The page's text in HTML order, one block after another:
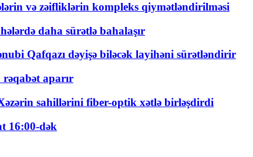
və zəifliklərin kompleks qiymətləndirilməsi
daha sürətlə bahalaşır
Qafqazı dəyişə biləcək layihəni sürətləndirir
aparır
sahillərini fiber-optik xətlə birləşdirdi
16:00-dək